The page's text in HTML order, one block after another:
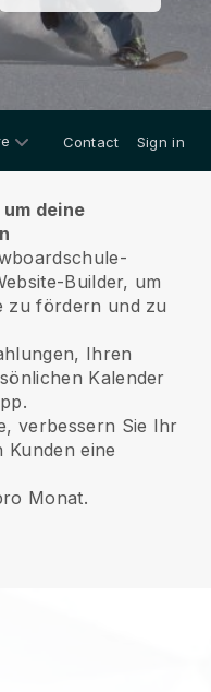
Contact Sign in
deine
Builder, um
zu fördern und zu
Ihren
Kalender
verbessern Sie Ihr
Kunden eine
Monat.